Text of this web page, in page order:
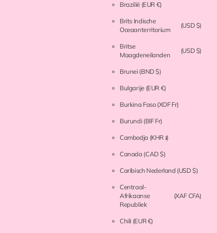
Brazilië (EUR €)
Brits Indische
Oceaanterritorium
(USD $)
Britse
Maagdeneilanden
(USD $)
Brunei(BND $)
Bulgarije (EUR €)
Burkina Faso(XOF Fr)
Burundi(BIF Fr)
Cambodja (KHR ៛)
Canada (CAD $)
Caribisch Nederland (USD $)
Centraal-
Afrikaanse
Republiek
(XAF CFA)
Chili (EUR €)